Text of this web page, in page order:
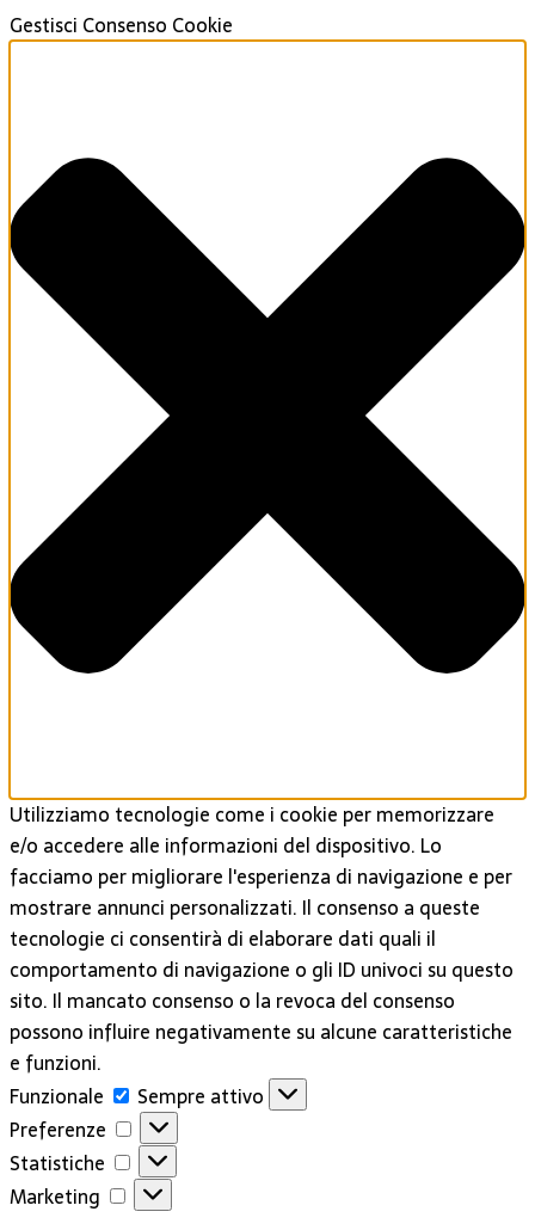
Gestisci Consenso Cookie
Utilizziamo tecnologie come i cookie per memorizzare
e/o accedere alle informazioni del dispositivo. Lo
facciamo per migliorare l'esperienza di navigazione e per
mostrare annunci personalizzati. Il consenso a queste
tecnologie ci consentirà di elaborare dati quali il
comportamento di navigazione o gli ID univoci su questo
sito. Il mancato consenso o la revoca del consenso
possono influire negativamente su alcune caratteristiche
e funzioni.
Funzionale
Funzionale
Sempre attivo
Preferenze
Preferenze
Statistiche
Statistiche
Marketing
Marketing